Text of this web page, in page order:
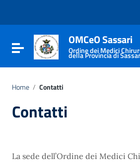
Vai al footer
Attiva / disattiva la navigazione
OMCeO Sassari
Ordine dei Medici
della Provincia di
Home / Contatti
Contatti
La sede dell’Ordine dei Medici